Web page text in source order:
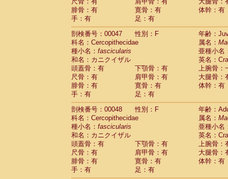
CercopithecidaeMiopithecus talapoin
CercopithecidaeCercopithecinae spp.
CercopithecidaeColobus angolensis
CercopithecidaeColobus guereza (0)
Cercopithecidae Colobus polykomos
Cercopithecidae Piliocolobus badius
Cercopithecidae Kasi senex vetulus(1)
CercopithecidaeKasi senex
CercopithecidaeNasalis larvatus(0)
CercopithecidaePresbytes
CercopithecidaePygathrix nemaeus
CercopithecidaeSemnopithecus
Cercopithecidae
Trachypithecus
Cercopithecidae
Trachypithecus
Cercopithecidae
Trachypithecus
CercopithecidaeTrachypithecus
CercopithecidaeColobinae spp.(0)
CercopithecidaePresbytesinaespp.(0)
CercopithecidaeCercopithecidae
腓骨：有
寛骨：有
体幹：有
手：有
足：有
剖検番号：00047
性別：F
年齢：
科名：Cercopithecidae
属名：
種小名： fascicularis
亜種小名
和名：カニクイザル
英名：
頭蓋骨：有
下顎骨：有
上腕骨：
尺骨：有
肩甲骨：有
大腿骨：
腓骨：有
寛骨：有
体幹：有
手：有
足：有
剖検番号：00048
性別：F
年齢：
科名：Cercopithecidae
属名：
種小名： fascicularis
亜種小名
和名：カニクイザル
英名：
頭蓋骨：有
下顎骨：有
上腕骨：
尺骨：有
肩甲骨：有
大腿骨：
腓骨：有
寛骨：有
体幹：有
手：有
足：有